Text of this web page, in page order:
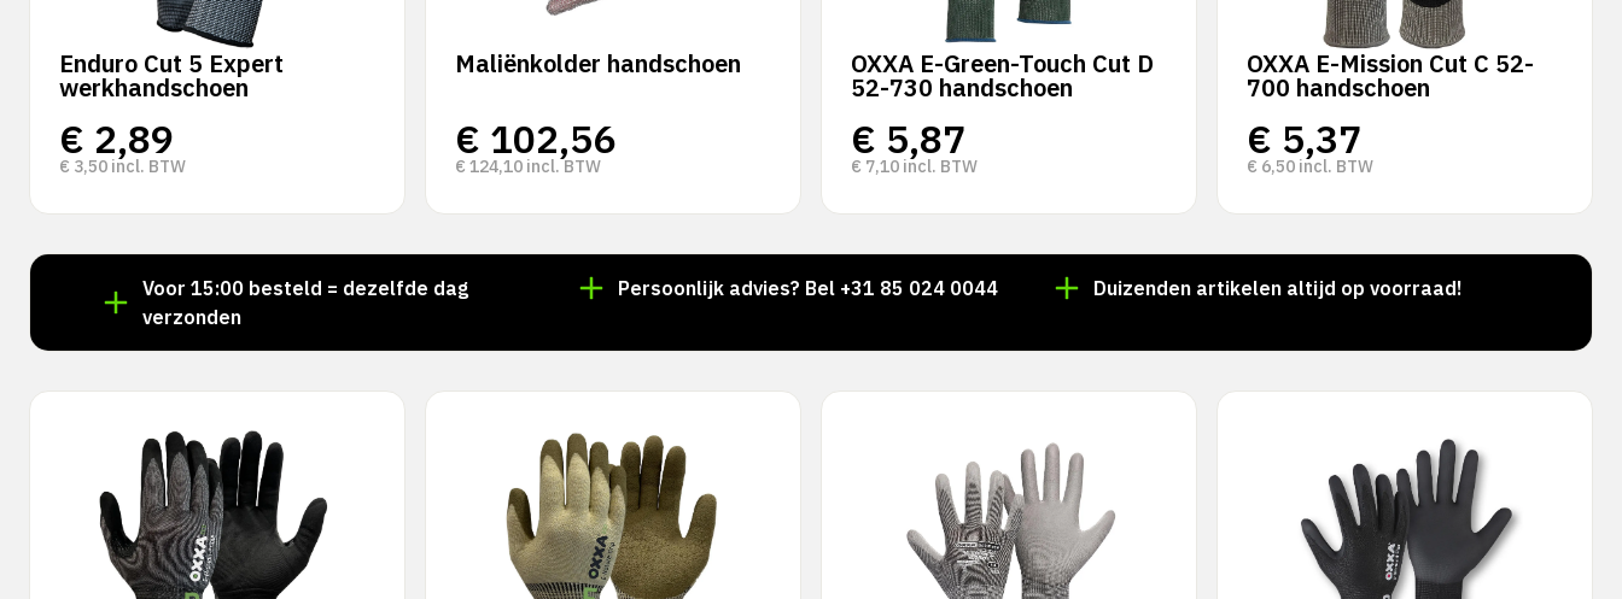
Enduro Cut 5 Expert
werkhandschoen
€ 2,89
€ 3,50 incl. BTW
Maliënkolder handschoen
€ 102,56
€ 124,10 incl. BTW
OXXA E-Green-Touch Cut D
52-730 handschoen
€ 5,87
€ 7,10 incl. BTW
OXXA E-Mission Cut C 52-
700 handschoen
€ 5,37
€ 6,50 incl. BTW
Voor 15:00 besteld = dezelfde dag
verzonden
Persoonlijk advies? Bel +31 85 024 0044 Duizenden artikelen altijd op voorraad!